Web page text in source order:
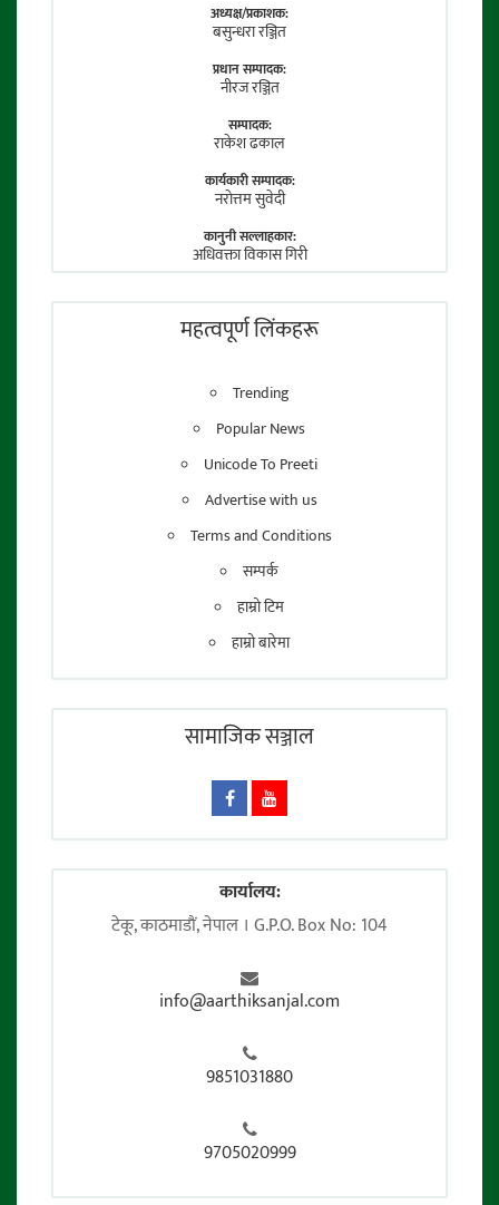
अध्यक्ष/प्रकाशक:
बसुन्धरा रञ्जित
प्रधान सम्पादक:
नीरज रञ्जित
सम्पादक:
राकेश ढकाल
कार्यकारी सम्पादक:
नराेत्तम सुवेदी
कानुनी सल्लाहकार:
अधिवक्ता विकास गिरी
तेजेन्द्र श्रेष्ठ
महत्वपूर्ण लिंकहरू
Trending
Popular News
Unicode To Preeti
Advertise with us
Terms and Conditions
सम्पर्क
हाम्रो टिम
हाम्रो बारेमा
सामाजिक सञ्जाल
कार्यालय:
टेकू, काठमाडाैं, नेपाल । G.P.O. Box No: 104
info@aarthiksanjal.com
9851031880
9705020999